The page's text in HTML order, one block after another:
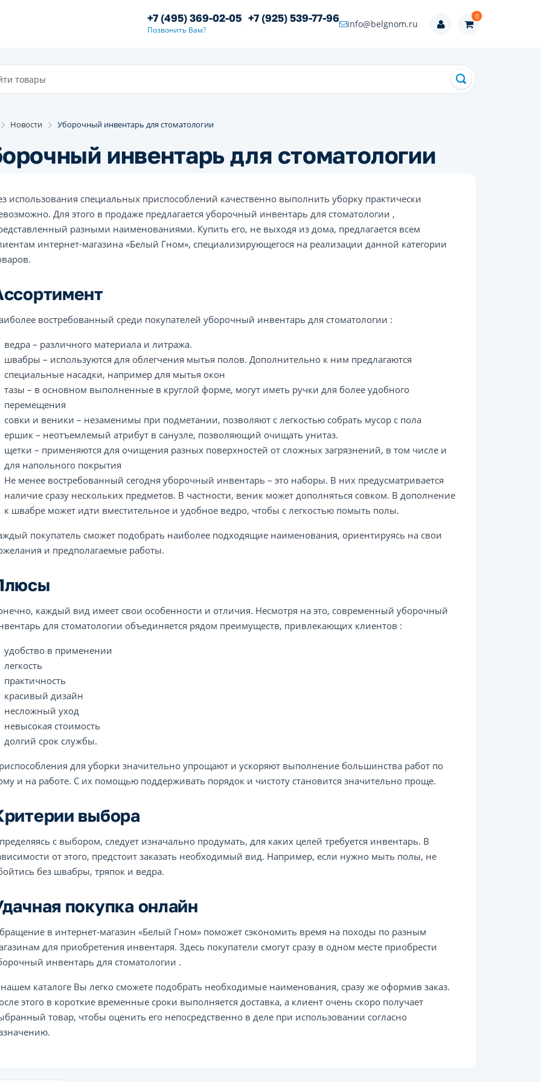
+7 (495) 369-02-05 +7 (925) 539-77-96
Позвонить Вам?
info@belgnom.ru
0
Новости Уборочный инвентарь для стоматологии
инвентарь для стоматологии
использования специальных приспособлений качественно выполнить уборку практически
Для этого в продаже предлагается уборочный инвентарь для стоматологии ,
разными наименованиями. Купить его, не выходя из дома, предлагается всем
интернет-магазина «Белый Гном», специализирующегося на реализации данной категории
востребованный среди покупателей уборочный инвентарь для стоматологии :
ведра – различного материала и литража.
швабры – используются для облегчения мытья полов. Дополнительно к ним предлагаются
специальные насадки, например для мытья окон
тазы – в основном выполненные в круглой форме, могут иметь ручки для более удобного
перемещения
совки и веники – незаменимы при подметании, позволяют с легкостью собрать мусор с пола
ершик – неотъемлемый атрибут в санузле, позволяющий очищать унитаз.
щетки – применяются для очищения разных поверхностей от сложных загрязнений, в том числе и
для напольного покрытия
Не менее востребованный сегодня уборочный инвентарь – это наборы. В них предусматривается
наличие сразу нескольких предметов. В частности, веник может дополняться совком. В дополнение
к швабре может идти вместительное и удобное ведро, чтобы с легкостью помыть полы.
покупатель сможет подобрать наиболее подходящие наименования, ориентируясь на свои
и предполагаемые работы.
каждый вид имеет свои особенности и отличия. Несмотря на это, современный уборочный
для стоматологии объединяется рядом преимуществ, привлекающих клиентов :
удобство в применении
легкость
практичность
красивый дизайн
несложный уход
невысокая стоимость
долгий срок службы.
для уборки значительно упрощают и ускоряют выполнение большинства работ по
и на работе. С их помощью поддерживать порядок и чистоту становится значительно проще.
выбора
с выбором, следует изначально продумать, для каких целей требуется инвентарь. В
от этого, предстоит заказать необходимый вид. Например, если нужно мыть полы, не
без швабры, тряпок и ведра.
покупка онлайн
в интернет-магазин «Белый Гном» поможет сэкономить время на походы по разным
для приобретения инвентаря. Здесь покупатели смогут сразу в одном месте приобрести
инвентарь для стоматологии .
каталоге Вы легко сможете подобрать необходимые наименования, сразу же оформив заказ.
этого в короткие временные сроки выполняется доставка, а клиент очень скоро получает
товар, чтобы оценить его непосредственно в деле при использовании согласно